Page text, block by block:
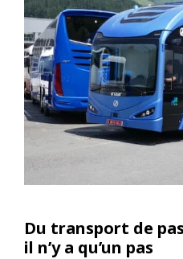
Du transport de
il n’y a qu’un pas